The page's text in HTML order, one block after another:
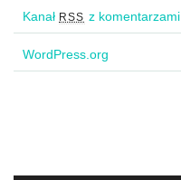
Kanał RSS z komentarzami
WordPress.org